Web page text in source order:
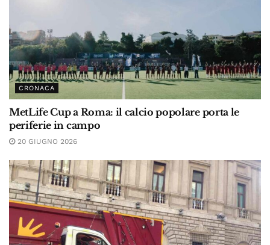
CRONACA
MetLife Cup a Roma: il calcio popolare porta le
periferie in campo
20 GIUGNO 2026